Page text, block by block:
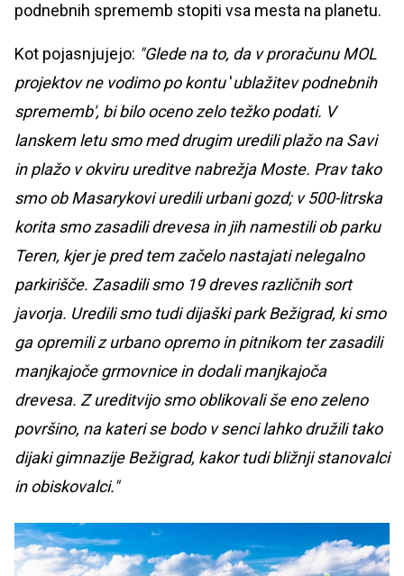
podnebnih sprememb stopiti vsa mesta na planetu.
Kot pojasnjujejo: "Glede na to, da v proračunu MOL
projektov ne vodimo po kontu'ublažitev podnebnih
sprememb', bi bilo oceno zelo težko podati. V
lanskem letu smo med drugim uredili plažo na Savi
in plažo v okviru ureditve nabrežja Moste. Prav tako
smo ob Masarykovi uredili urbani gozd; v 500-litrska
korita smo zasadili drevesa in jih namestili ob parku
Teren, kjer je pred tem začelo nastajati nelegalno
parkirišče. Zasadili smo 19 dreves različnih sort
javorja. Uredili smo tudi dijaški park Bežigrad, ki smo
ga opremili z urbano opremo in pitnikom ter zasadili
manjkajoče grmovnice in dodali manjkajoča
drevesa. Z ureditvijo smo oblikovali še eno zeleno
površino, na kateri se bodo v senci lahko družili tako
dijaki gimnazije Bežigrad, kakor tudi bližnji stanovalci
in obiskovalci."